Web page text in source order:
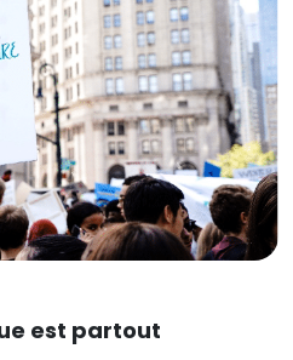
est partout